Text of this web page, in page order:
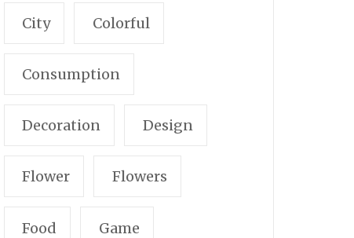
City Colorful
Consumption
Decoration Design
Flower Flowers
Food Game